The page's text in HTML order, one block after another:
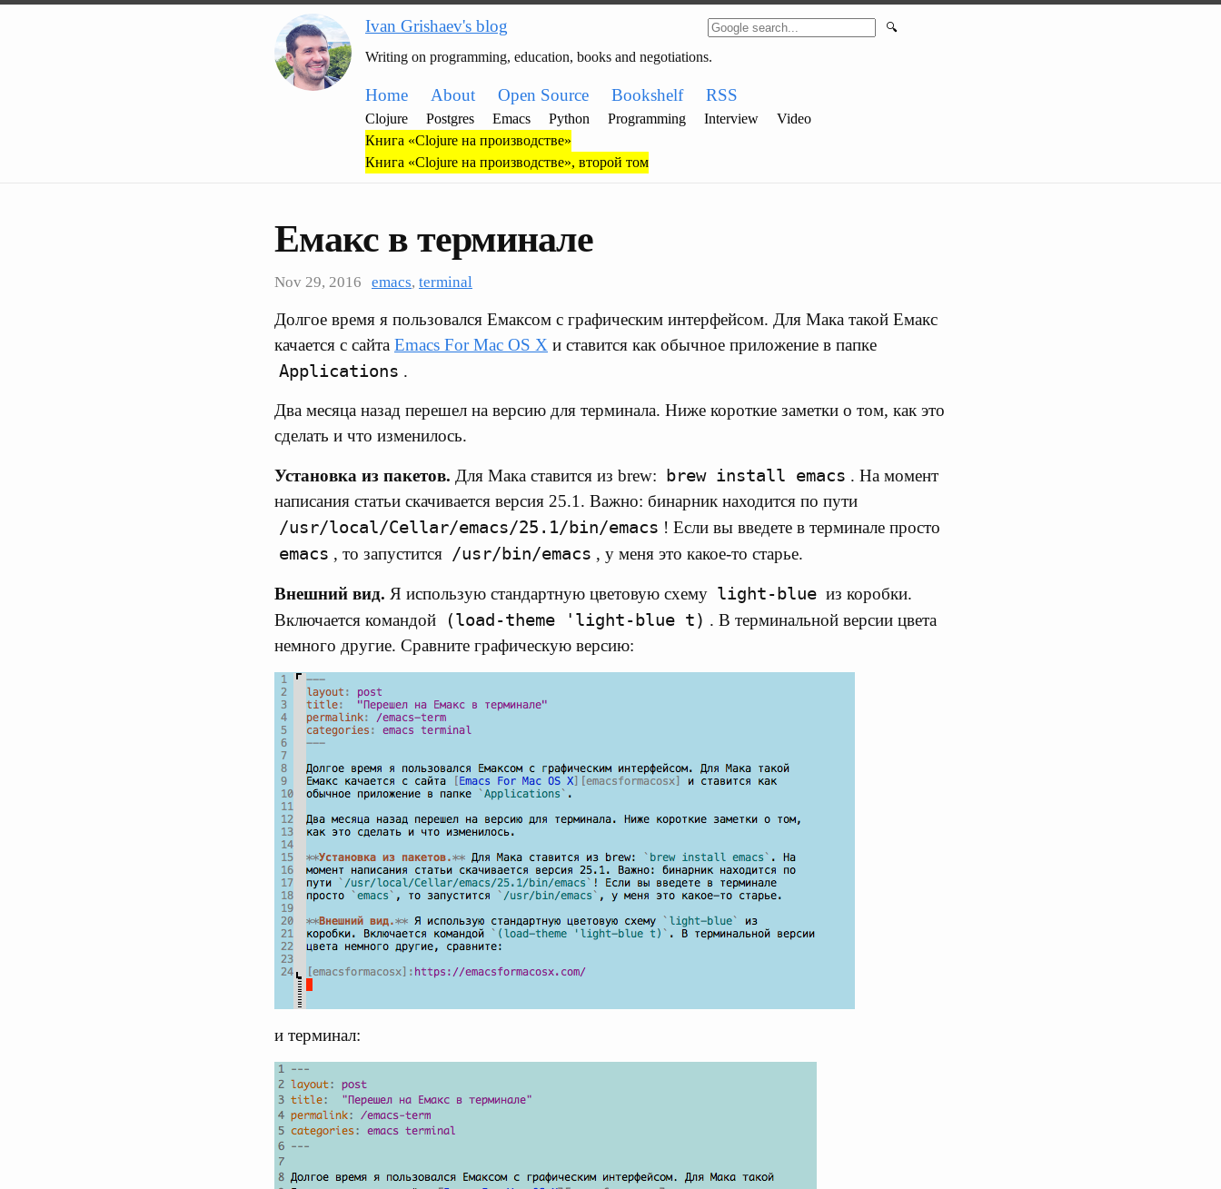
Ivan Grishaev's blog 🔍
Writing on programming, education, books and negotiations.
Home About Open Source Bookshelf RSS
Clojure Postgres Emacs Python Programming Interview
Video
Книга «Clojure на производстве»
Книга «Clojure на производстве», второй том
Емакс в терминале
Nov 29, 2016 emacs, terminal
Долгое время я пользовался Емаксом с графическим интерфейсом. Для Мака такой Емакс
качается с сайта Emacs For Mac OS X и ставится как обычное приложение в папке
Applications .
Два месяца назад перешел на версию для терминала. Ниже короткие заметки о том, как это
сделать и что изменилось.
Установка из пакетов. Для Мака ставится из brew: brew install emacs . На момент
написания статьи скачивается версия 25.1. Важно: бинарник находится по пути
/usr/local/Cellar/emacs/25.1/bin/emacs ! Если вы введете в терминале просто
emacs , то запустится /usr/bin/emacs , у меня это какое-то старье.
Внешний вид. Я использую стандартную цветовую схему light-blue из коробки.
Включается командой
(load-theme 'light-blue t) . В терминальной версии цвета
немного другие. Сравните графическую версию:
и терминал: